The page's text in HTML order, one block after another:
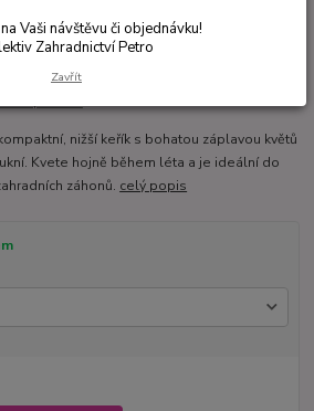
produkt
nižší keřík s bohatou záplavou květů
Kvete hojně během léta a je ideální do
záhonů. celý popis
Vaši návštěvu či objednávku!
Zahradnictví Petro
Zavřít